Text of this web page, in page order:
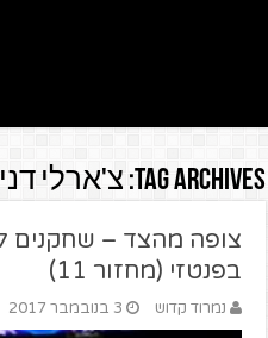
Tag Archives: צ'ארלי
צופה מהצד – שחקנים
בפנטזי (מחזור 11)
נמרוד קדוש 3 בנובמבר 2017